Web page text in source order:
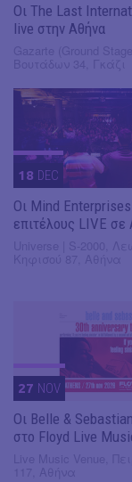
Οι The Last
live στην Αθήνα
18 DEC
Οι Mind Enterprises
επιτέλους LIVE σε
27 NOV
Οι Belle &
στο Floyd Live